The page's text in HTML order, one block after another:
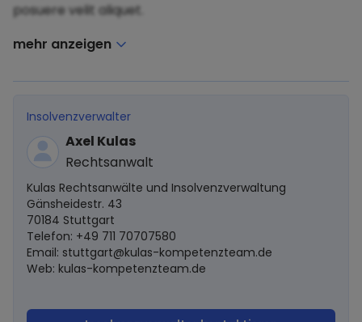
posuere velit aliquet.
mehr anzeigen
Insolvenzverwalter
Axel Kulas
Rechtsanwalt
Kulas Rechtsanwälte und Insolvenzverwaltung
Gänsheidestr. 43
70184 Stuttgart
Telefon: +49 711 70707580
Email: stuttgart@kulas-kompetenzteam.de
Web: kulas-kompetenzteam.de